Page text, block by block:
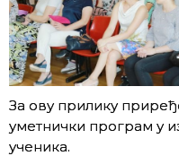
За ову прилику
уметнички програм у
ученика.